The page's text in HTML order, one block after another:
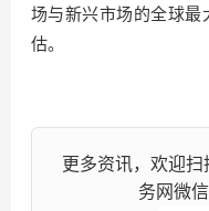
场与新兴市场的全球最
估。
更多资讯，欢迎
务网微